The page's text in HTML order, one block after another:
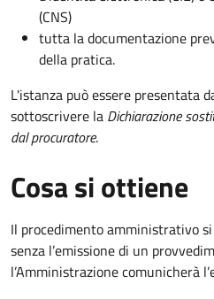
(CNS)
tutta la documentazione
della pratica.
L'istanza può essere presentata
sottoscrivere la Dichiarazione
dal procuratore.
Cosa si ottiene
Il procedimento amministrativo
senza l’emissione di un
l’Amministrazione comunicherà